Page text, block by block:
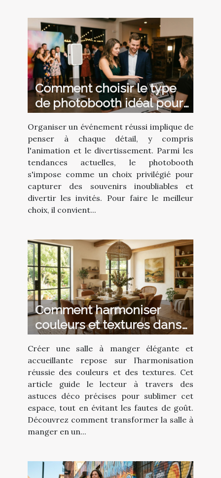
Comment choisir le type
de photobooth idéal pour
votre événement ?
Organiser un événement réussi implique de
penser à chaque détail, y compris
l'animation et le divertissement. Parmi les
tendances actuelles, le photobooth
s'impose comme un choix privilégié pour
capturer des souvenirs inoubliables et
divertir les invités. Pour faire le meilleur
choix, il convient...
Comment harmoniser
couleurs et textures dans
votre salle à manger ?
Créer une salle à manger élégante et
accueillante repose sur l’harmonisation
réussie des couleurs et des textures. Cet
article guide le lecteur à travers des
astuces déco précises pour sublimer cet
espace, tout en évitant les fautes de goût.
Découvrez comment transformer la salle à
manger en un...